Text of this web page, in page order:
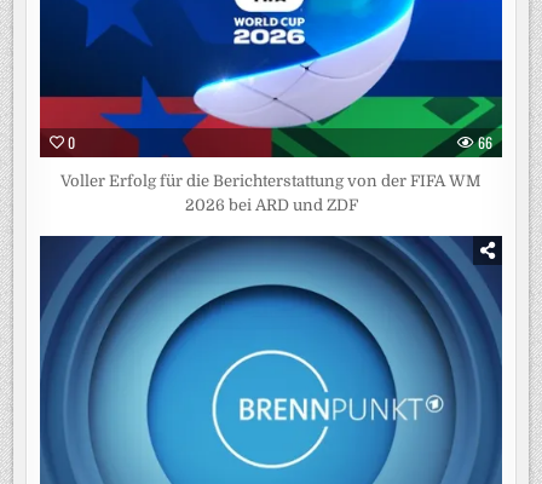
0 66
Voller Erfolg für die Berichterstattung von der FIFA WM
2026 bei ARD und ZDF